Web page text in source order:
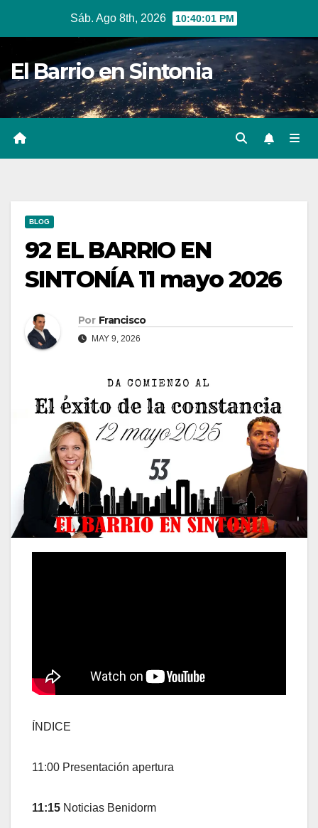
Sáb. Ago 8th, 2026 10:40:02 PM
El Barrio en Sintonia
BLOG
92 EL BARRIO EN
SINTONÍA 11 mayo 2026
Por Francisco
MAY 9, 2026
ÍNDICE
11:00 Presentación apertura
11:15 Noticias Benidorm